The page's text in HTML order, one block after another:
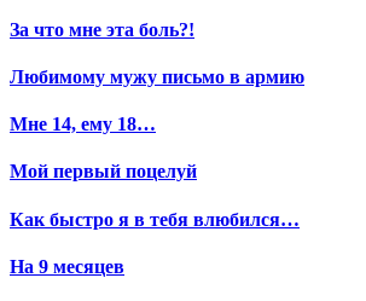
За что мне эта боль?!
Любимому мужу письмо в армию
Мне 14, ему 18…
Мой первый поцелуй
Как быстро я в тебя влюбился…
На 9 месяцев